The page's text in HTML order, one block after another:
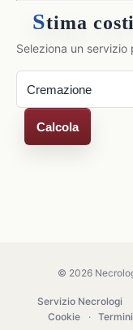
Stima
Seleziona un
Calcola
© 2026
Servizio Necrologi
Cookie
· Termini